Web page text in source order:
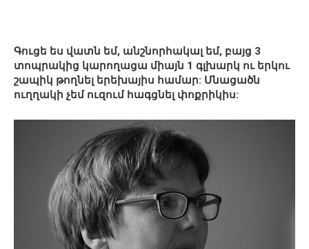
Գուցե ես վատն եմ, անշնորհակալ եմ, բայց 3
տոպրակից կարողացա միայն 1 գլխարկ ու երկու
շապիկ թողնել երեխայիս համար: Մնացածն
ուղղակի չեմ ուզում հագցնել փոքրիկիս: